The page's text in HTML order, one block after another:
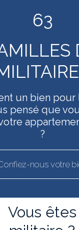
63
un bien pour
pensé que
?
nous votre
Vous êtes